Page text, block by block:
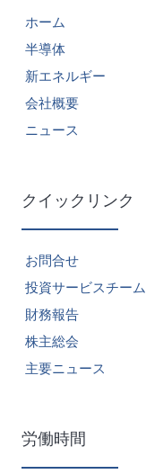
ホーム
半導体
新エネルギー
会社概要
ニュース
クイックリンク
お問合せ
投資サービスチーム
財務報告
株主総会
主要ニュース
労働時間